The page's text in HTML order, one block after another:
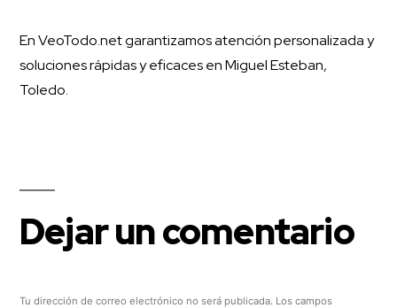
En VeoTodo.net garantizamos atención personalizada y
soluciones rápidas y eficaces en Miguel Esteban,
Toledo.
Dejar un comentario
Tu dirección de correo electrónico no será publicada. Los campos